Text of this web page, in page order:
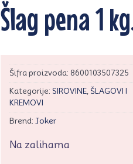
Šlag pena 1
Šifra proizvoda: 8600103507325
Kategorije: SIROVINE, ŠLAGOVI I
KREMOVI
Brend: Joker
Na zalihama